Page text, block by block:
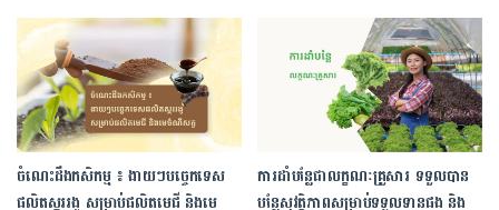
ការដាំបន្លែជាលក្ខណៈគ្រួសារ ទទួលបាន
បន្លែសុវត្ថិភាពសម្រាប់ទទួលទានផង និង
ចំណេះដឹងកសិកម្ម ៖ ងាយៗបច្ចេកទេស
ផលិតស្កររងូ សម្រាប់ផលិតមេជី និងមេ